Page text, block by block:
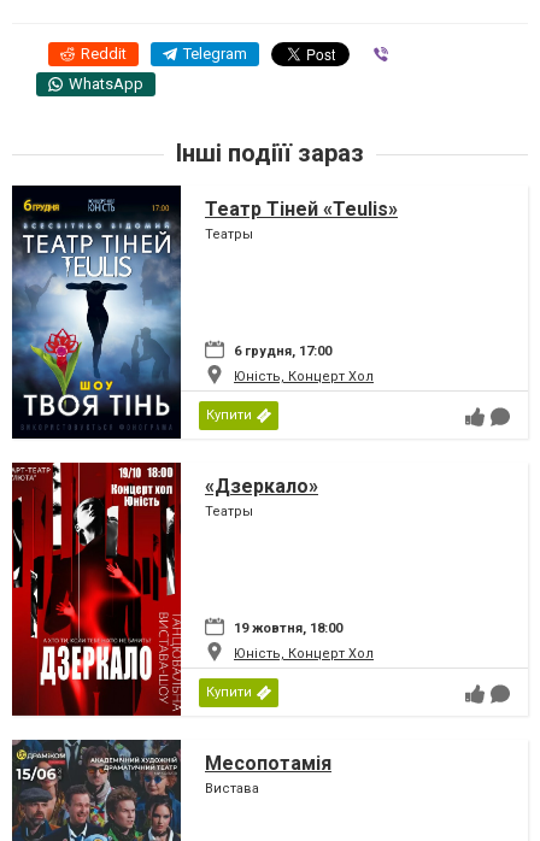
Reddit Telegram
WhatsApp
Інші подіїї зараз
Театр Тіней «Teulis»
Театры
6 грудня, 17:00
Юність, Концерт Хол
Купити
«Дзеркало»
Театры
19 жовтня, 18:00
Юність, Концерт Хол
Купити
Месопотамія
Вистава